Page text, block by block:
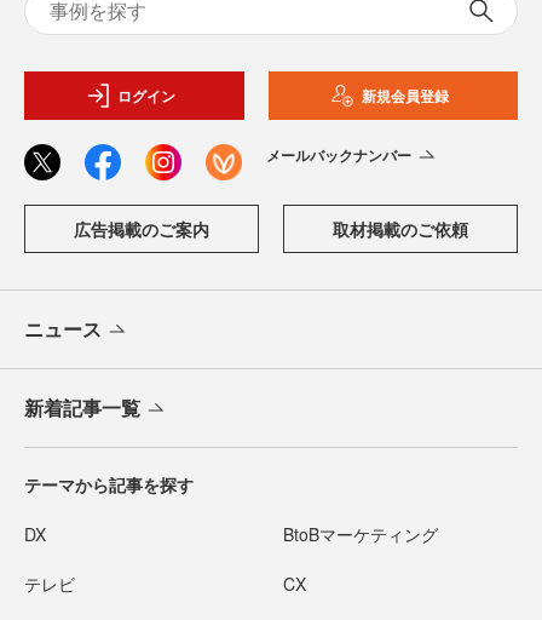
ログイン 新規会員登録
メールバックナンバー
広告掲載のご案内 取材掲載のご依頼
ニュース
新着記事一覧
テーマから記事を探す
DX BtoBマーケティング
テレビ CX